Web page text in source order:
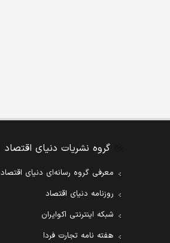
گروه نشریات دنیای اقتصاد
معرفی گروه رسانه‌ای دنیای اقتصاد
روزنامه دنیای اقتصاد
شبکه اینترنتی اکوایران
هفته نامه تجارت فردا